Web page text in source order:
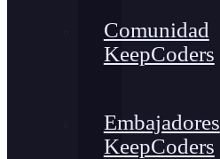
Comunidad
KeepCoders
Embajadores
KeepCoders